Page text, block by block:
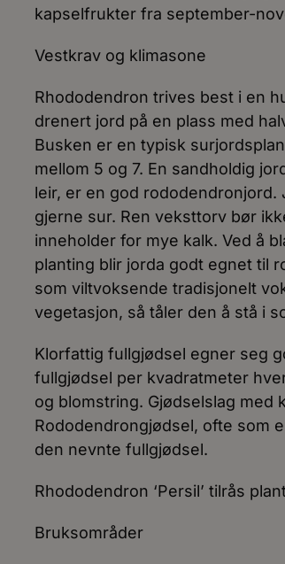
kapselfrukter fra september-
Vestkrav og klimasone
Rhododendron trives best i en
drenert jord på en plass med
Busken er en typisk
mellom 5 og 7. En sandholdig
leir, er en god
gjerne sur. Ren veksttorv bør
inneholder for mye kalk. Ved å
planting blir jorda godt egnet til
som viltvoksende tradisjonelt
vegetasjon, så tåler den å stå i
Klorfattig fullgjødsel egner seg
fullgjødsel per kvadratmeter
og blomstring. Gjødselslag med
Rododendrongjødsel, ofte som
den nevnte fullgjødsel.
Rhododendron ‘Persil’ tilrås
Bruksområder